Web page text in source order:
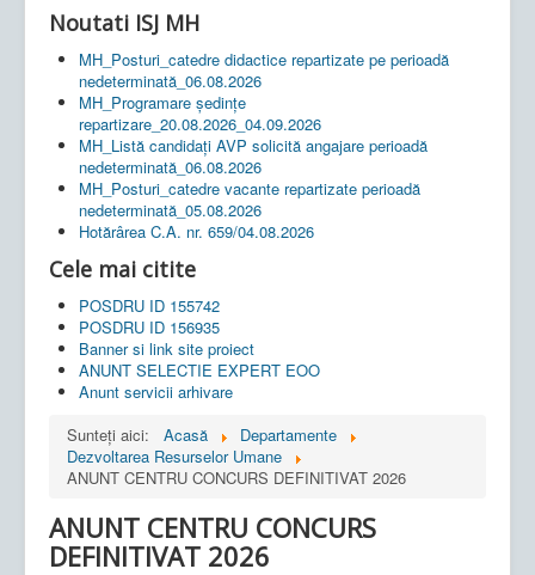
Noutati ISJ MH
MH_Posturi_catedre didactice repartizate pe perioadă
nedeterminată_06.08.2026
MH_Programare ședințe
repartizare_20.08.2026_04.09.2026
MH_Listă candidați AVP solicită angajare perioadă
nedeterminată_06.08.2026
MH_Posturi_catedre vacante repartizate perioadă
nedeterminată_05.08.2026
Hotărârea C.A. nr. 659/04.08.2026
Cele mai citite
POSDRU ID 155742
POSDRU ID 156935
Banner si link site proiect
ANUNT SELECTIE EXPERT EOO
Anunt servicii arhivare
Sunteți aici:
Acasă
Departamente
Dezvoltarea Resurselor Umane
ANUNT CENTRU CONCURS DEFINITIVAT 2026
ANUNT CENTRU CONCURS
DEFINITIVAT 2026